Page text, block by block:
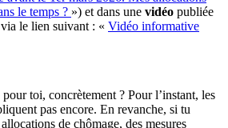
le temps ? ») et dans une vidéo publiée
le lien suivant : « Vidéo informative
pour toi, concrètement ? Pour l’instant, les
pas encore. En revanche, si tu
de chômage, des mesures